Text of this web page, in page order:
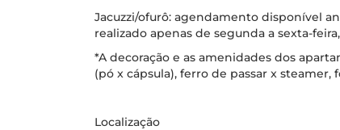
Jacuzzi/ofurô: agendamento disponível
realizado apenas de segunda a sexta-
*A decoração e as amenidades dos
(pó x cápsula), ferro de passar x
Localização